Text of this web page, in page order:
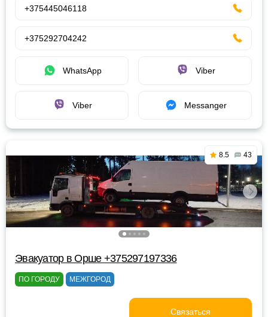
+375445046118
+375292704242
WhatsApp Viber
Viber Messanger
8.5 43
Эвакуатор в Орше +375297197336
ПО ГОРОДУ МЕЖГОРОД
Связаться